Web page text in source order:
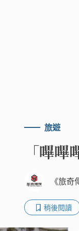
旅遊
「嗶
《旅
稍後閱讀